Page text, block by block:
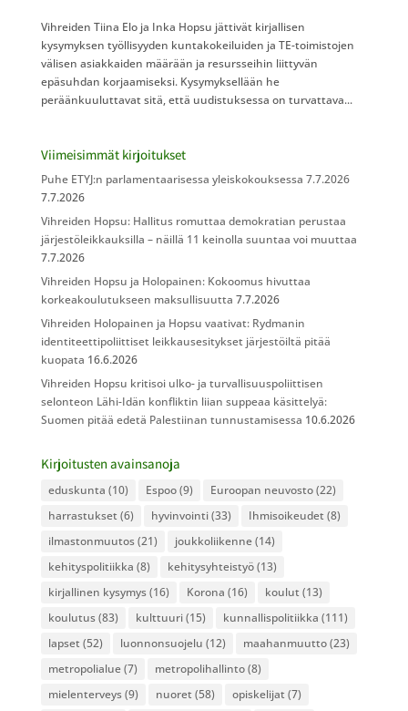
Vihreiden Tiina Elo ja Inka Hopsu jättivät kirjallisen
kysymyksen työllisyyden kuntakokeiluiden ja TE-toimistojen
välisen asiakkaiden määrään ja resursseihin liittyvän
epäsuhdan korjaamiseksi. Kysymyksellään he
peräänkuuluttavat sitä, että uudistuksessa on turvattava...
Viimeisimmät kirjoitukset
Puhe ETYJ:n parlamentaarisessa yleiskokouksessa 7.7.2026
7.7.2026
Vihreiden Hopsu: Hallitus romuttaa demokratian perustaa
järjestöleikkauksilla – näillä 11 keinolla suuntaa voi muuttaa
7.7.2026
Vihreiden Hopsu ja Holopainen: Kokoomus hivuttaa
korkeakoulutukseen maksullisuutta 7.7.2026
Vihreiden Holopainen ja Hopsu vaativat: Rydmanin
identiteettipoliittiset leikkausesitykset järjestöiltä pitää
kuopata 16.6.2026
Vihreiden Hopsu kritisoi ulko- ja turvallisuuspoliittisen
selonteon Lähi-Idän konfliktin liian suppeaa käsittelyä:
Suomen pitää edetä Palestiinan tunnustamisessa 10.6.2026
Kirjoitusten avainsanoja
eduskunta (10) Espoo(9) Euroopan neuvosto(22)
harrastukset (6) hyvinvointi(33) Ihmisoikeudet (8)
ilmastonmuutos(21) joukkoliikenne(14)
kehityspolitiikka (8) kehitysyhteistyö(13)
kirjallinen kysymys(16) Korona (16) koulut (13)
koulutus(83) kulttuuri(15) kunnallispolitiikka (111)
lapset (52) luonnonsuojelu (12) maahanmuutto(23)
metropolialue(7) metropolihallinto(8)
mielenterveys(9) nuoret (58) opiskelijat (7)